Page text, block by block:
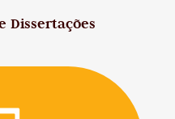
Dissertações